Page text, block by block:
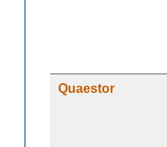
Quaestor